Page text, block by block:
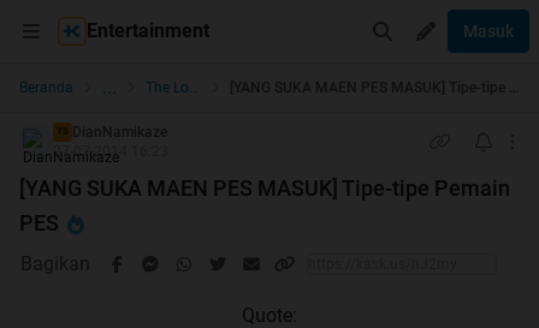
Entertainment Masuk
Beranda ... The Lounge
TS
DianNamikaze
27-07-2014 16:23
[YANG SUKA MAEN PES MASUK] Tipe-tipe Pemain
PES
Bagikan
Quote: